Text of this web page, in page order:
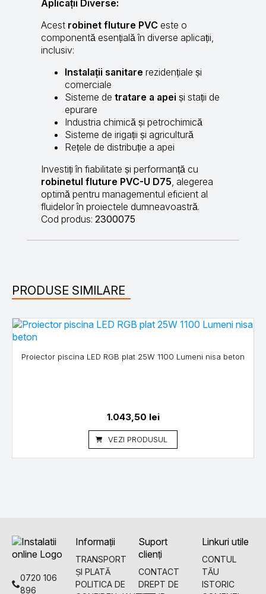
Aplicații Diverse:
Acest robinet fluture PVCeste o
componentă esențială în diverse aplicații,
inclusiv:
Instalații sanitare rezidențiale și
comerciale
Sisteme de tratare a apei și stații de
epurare
Industria chimică și petrochimică
Sisteme de irigații și agricultură
Rețele de distribuție a apei
Investiți în fiabilitate și performanță cu
robinetul fluture PVC-U D75, alegerea
optimă pentru managementul eficient al
fluidelor în proiectele dumneavoastră.
Cod produs: 2300075
PRODUSE SIMILARE
Proiector piscina LED RGB plat 25W 1100 Lumeni nisa beton
1.043,50 lei
VEZI PRODUSUL
0720 106
896
Informații
TRANSPORT
ȘI PLATĂ
POLITICA DE
Suport
clienți
CONTACT
DREPT DE
Linkuri utile
CONTUL
TĂU
ISTORIC